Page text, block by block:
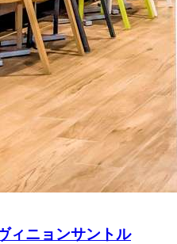
ィニョンサントル